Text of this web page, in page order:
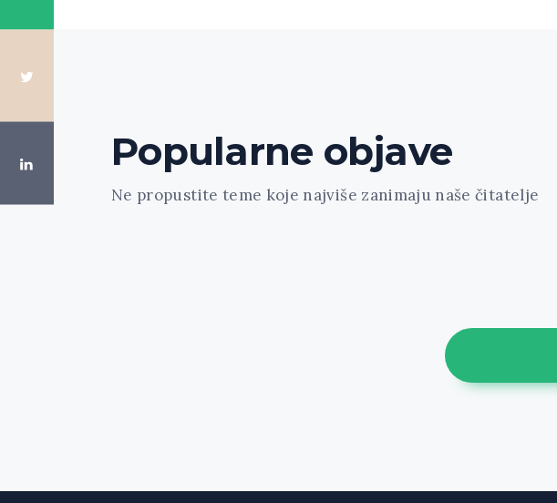
Popularne objave
Ne propustite teme koje najviše zanimaju naše čitatelje